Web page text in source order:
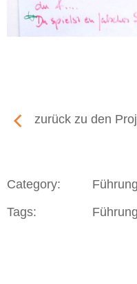
zurück zu den
Category:
Tags: